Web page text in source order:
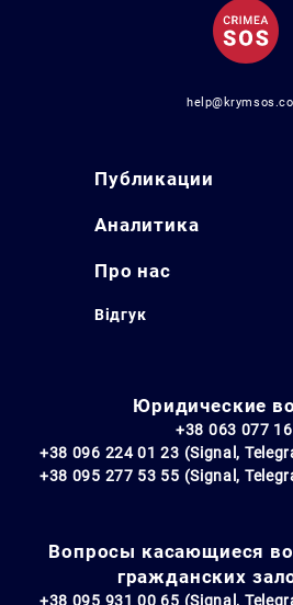
Публикации
Аналитика
Про нас
Відгук
Юридические
+38 063 077
+38 096 224 01 23 (Signal,
+38 095 277 53 55 (Signal,
Вопросы касающиеся
гражданских
+38 095 931 00 65 (Signal,